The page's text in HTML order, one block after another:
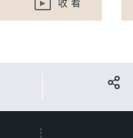
收看